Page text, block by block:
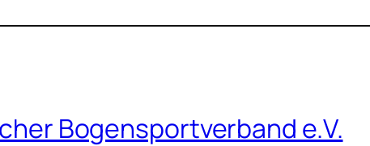
Bogensportverband e.V.